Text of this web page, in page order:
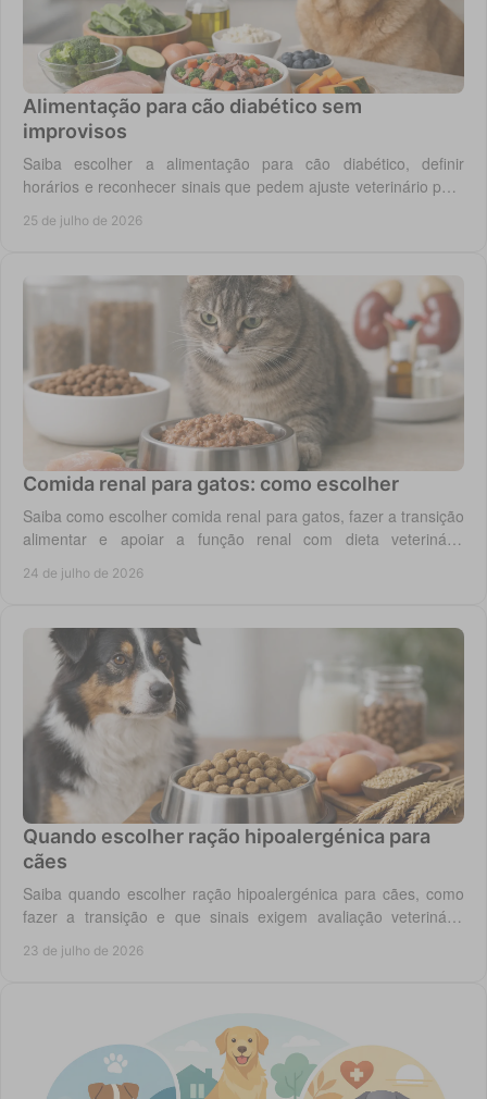
Alimentação para cão diabético sem
improvisos
Saiba escolher a alimentação para cão diabético, definir
horários e reconhecer sinais que pedem ajuste veterinário para
25 de julho de 2026
Comida renal para gatos: como escolher
Saiba como escolher comida renal para gatos, fazer a transição
alimentar e apoiar a função renal com dieta veterinária
24 de julho de 2026
Quando escolher ração hipoalergénica para
cães
Saiba quando escolher ração hipoalergénica para cães, como
fazer a transição e que sinais exigem avaliação veterinária
23 de julho de 2026